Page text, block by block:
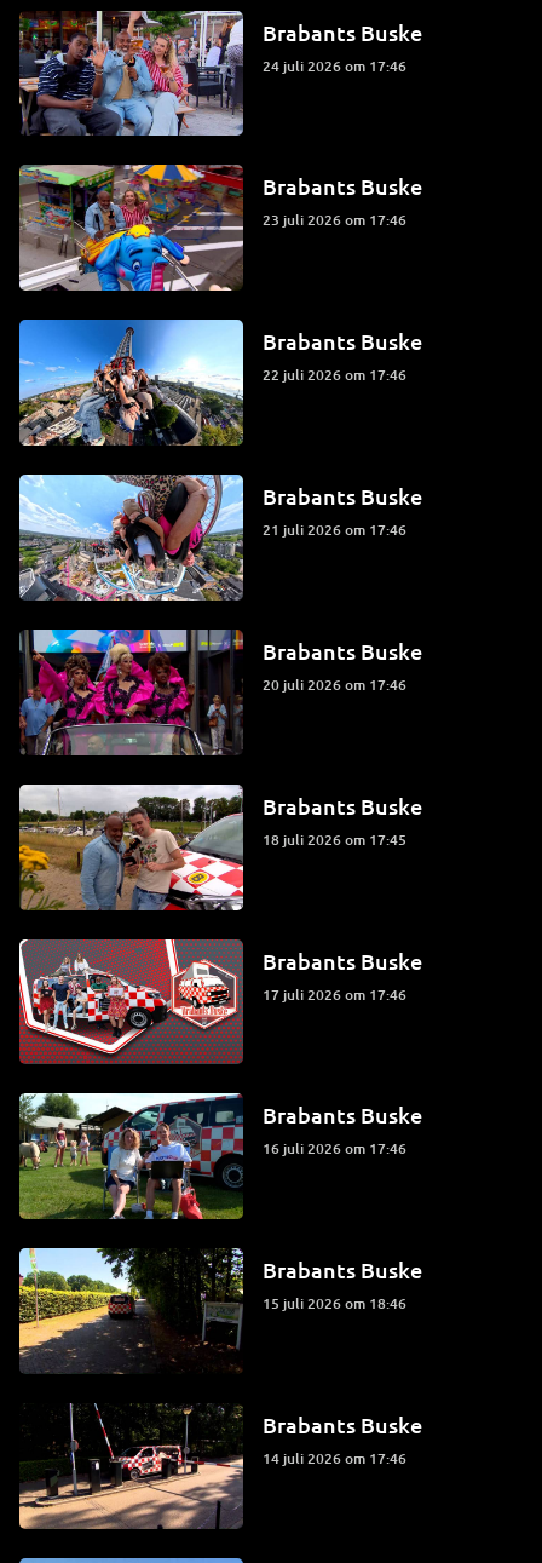
Brabants Buske
24 juli 2026 om 17:46
Brabants Buske
23 juli 2026 om 17:46
Brabants Buske
22 juli 2026 om 17:46
Brabants Buske
21 juli 2026 om 17:46
Brabants Buske
20 juli 2026 om 17:46
Brabants Buske
18 juli 2026 om 17:45
Brabants Buske
17 juli 2026 om 17:46
Brabants Buske
16 juli 2026 om 17:46
Brabants Buske
15 juli 2026 om 18:46
Brabants Buske
14 juli 2026 om 17:46